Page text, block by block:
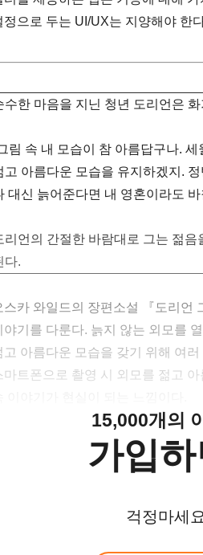
정으로 두는 UI/UX는 지양해야 한
수한 마음을 지닌 청년 도리언은
림 속 내 모습이 참 아름답구나.
고 아름다운 모습을 유지하겠지.
대신 늙어준다면 내 영혼이라도 바
리언의 간절한 바람대로 그는 젊
다.
스카 와일드의 장편소설 『도리언
야기를 다룬다. 늙지 않는 외모를
고 아름다운 모습을 갖기 위해 여
마트폰으로 촬영 시 외모를 젊고
15,000개의
가입
걱정마세